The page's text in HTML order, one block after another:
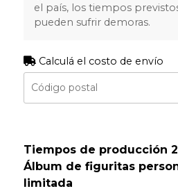
el país, los tiempos
pueden sufrir demoras.
Calculá el costo de envío
Tiempos de producción 2
Álbum de figuritas
limitada